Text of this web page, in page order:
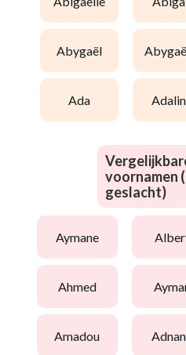
abygaël
ada
voornamen
geslacht)
aymane
ahmed
amadou